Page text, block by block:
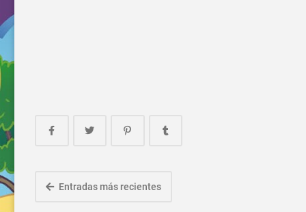
Entradas más recientes